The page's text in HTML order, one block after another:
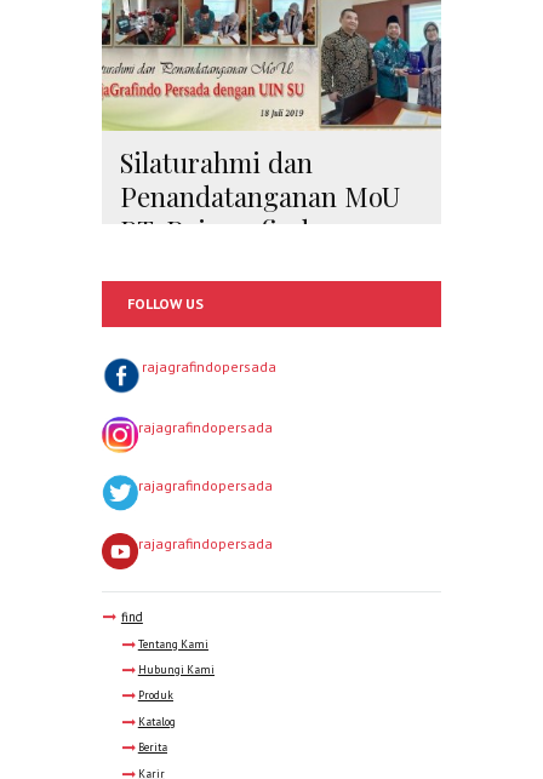
Silaturahmi dan
Penandatanganan MoU
PT. Rajagrafindo
Tahun 2019
FOLLOW US
rajagrafindopersada
rajagrafindopersada
rajagrafindopersada
rajagrafindopersada
find
Tentang Kami
Hubungi Kami
Produk
Katalog
Berita
Karir